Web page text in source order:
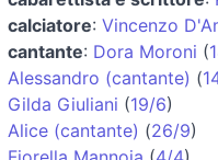
calciatore: Vincenzo
cantante: Dora Moroni (
Alessandro (cantante) (
Gilda Giuliani (19/6)
Alice (cantante) (26/9)